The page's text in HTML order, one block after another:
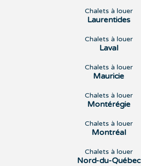
Chalets à louer
Laurentides
Chalets à louer
Laval
Chalets à louer
Mauricie
Chalets à louer
Montérégie
Chalets à louer
Montréal
Chalets à louer
Nord-du-Québec